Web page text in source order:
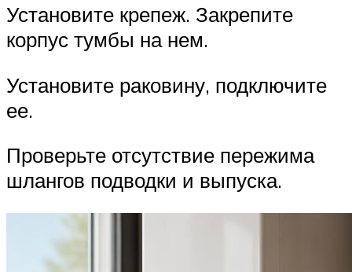
Установите крепеж. Закрепите
корпус тумбы на нем.
Установите раковину, подключите
ее.
Проверьте отсутствие пережима
шлангов подводки и выпуска.